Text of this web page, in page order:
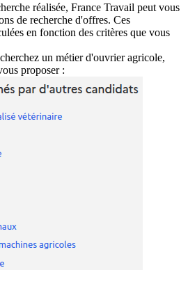
réalisée, France Travail peut vous
de recherche d'offres. Ces
en fonction des critères que vous
un métier d'ouvrier agricole,
proposer :